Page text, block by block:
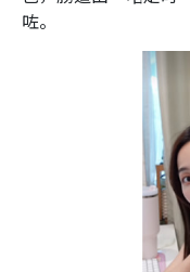
咗。